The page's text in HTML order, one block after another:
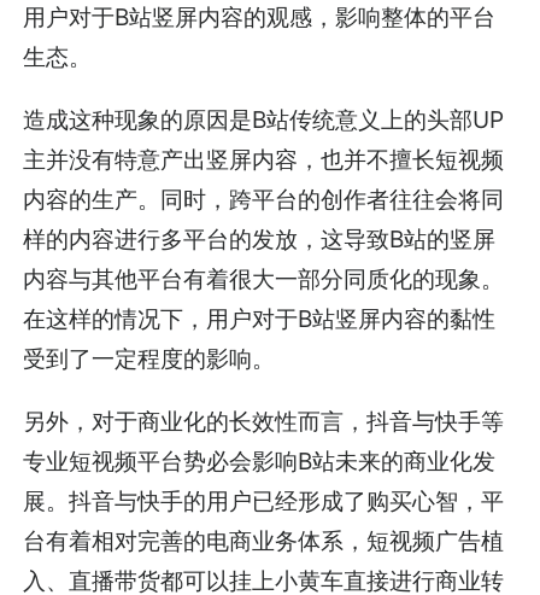
用户对于B站竖屏内容的观感，影响整体的平台
生态。
造成这种现象的原因是B站传统意义上的头部UP
主并没有特意产出竖屏内容，也并不擅长短视频
内容的生产。同时，跨平台的创作者往往会将同
样的内容进行多平台的发放，这导致B站的竖屏
内容与其他平台有着很大一部分同质化的现象。
在这样的情况下，用户对于B站竖屏内容的黏性
受到了一定程度的影响。
另外，对于商业化的长效性而言，抖音与快手等
专业短视频平台势必会影响B站未来的商业化发
展。抖音与快手的用户已经形成了购买心智，平
台有着相对完善的电商业务体系，短视频广告植
入、直播带货都可以挂上小黄车直接进行商业转